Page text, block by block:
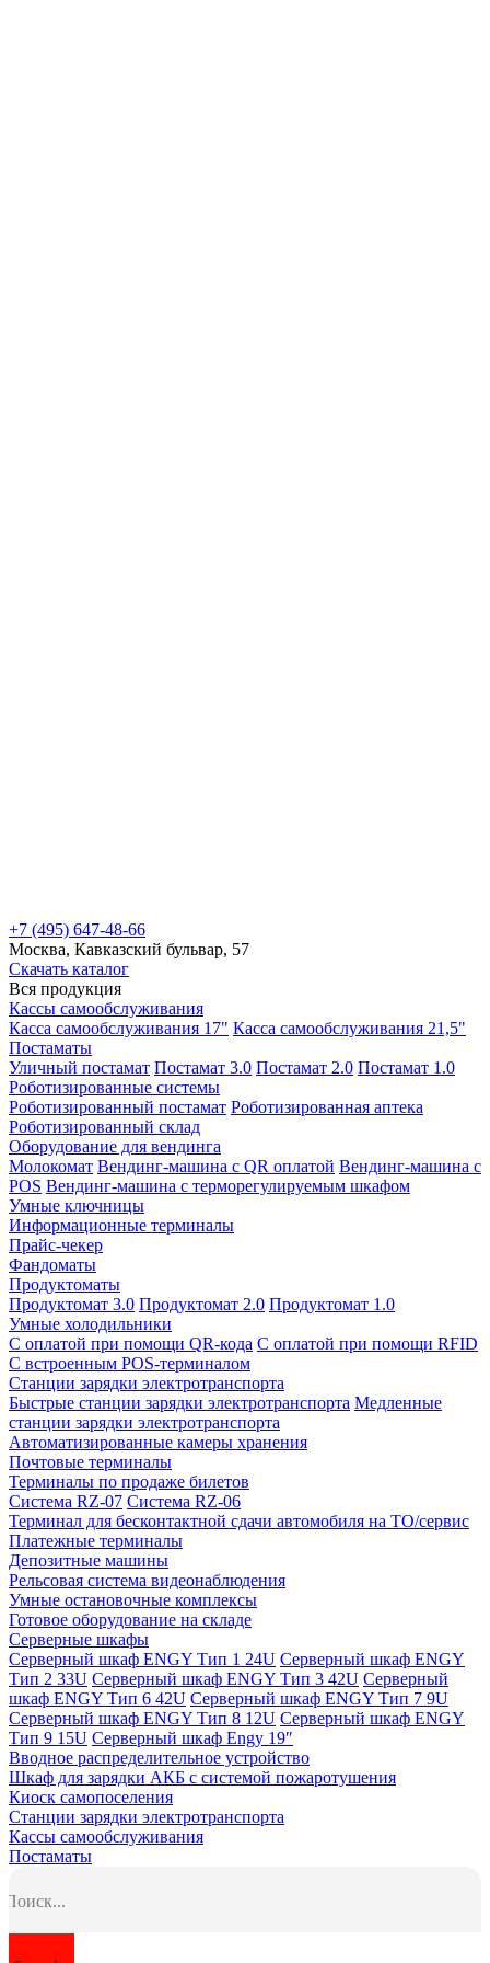
+7 (495) 647-48-66
Москва, Кавказский бульвар, 57
Скачать каталог
Вся продукция
Кассы самообслуживания
Касса самообслуживания 17" Касса самообслуживания 21,5"
Постаматы
Уличный постамат Постамат 3.0 Постамат 2.0 Постамат 1.0
Роботизированные системы
Роботизированный постамат Роботизированная аптека
Роботизированный склад
Оборудование для вендинга
Молокомат Вендинг-машина с QR оплатой Вендинг-машина с
POS Вендинг-машина с терморегулируемым шкафом
Умные ключницы
Информационные терминалы
Прайс-чекер
Фандоматы
Продуктоматы
Продуктомат 3.0 Продуктомат 2.0 Продуктомат 1.0
Умные холодильники
С оплатой при помощи QR-кода С оплатой при помощи RFID
С встроенным POS-терминалом
Станции зарядки электротранспорта
Быстрые станции зарядки электротранспорта Медленные
станции зарядки электротранспорта
Автоматизированные камеры хранения
Почтовые терминалы
Терминалы по продаже билетов
Система RZ-07 Система RZ-06
Терминал для бесконтактной сдачи автомобиля на ТО/сервис
Платежные терминалы
Депозитные машины
Рельсовая система видеонаблюдения
Умные остановочные комплексы
Готовое оборудование на складе
Серверные шкафы
Серверный шкаф ENGY Тип 1 24U Серверный шкаф ENGY
Тип 2 33U Серверный шкаф ENGY Тип 3 42U Серверный
шкаф ENGY Тип 6 42U Серверный шкаф ENGY Тип 7 9U
Серверный шкаф ENGY Тип 8 12U Серверный шкаф ENGY
Тип 9 15U Серверный шкаф Engy 19″
Вводное распределительное устройство
Шкаф для зарядки АКБ с системой пожаротушения
Киоск самопоселения
Станции зарядки электротранспорта
Кассы самообслуживания
Постаматы